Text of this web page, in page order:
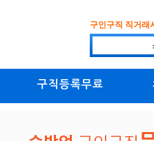
구인구직 직거래
구직등록무료